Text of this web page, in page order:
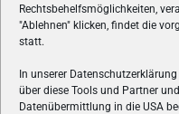
Rechtsbehelfsmöglichkeiten,
"Ablehnen" klicken, findet die
statt.
In unserer
über diese Tools und Partner
Datenübermittlung in die USA
Hardware und